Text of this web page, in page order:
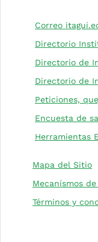
Correo
Directorio
Directorio de
Directorio de
Peticiones,
Encuesta de
Herramientas
Mapa del Sitio
Mecanísmos
Términos y